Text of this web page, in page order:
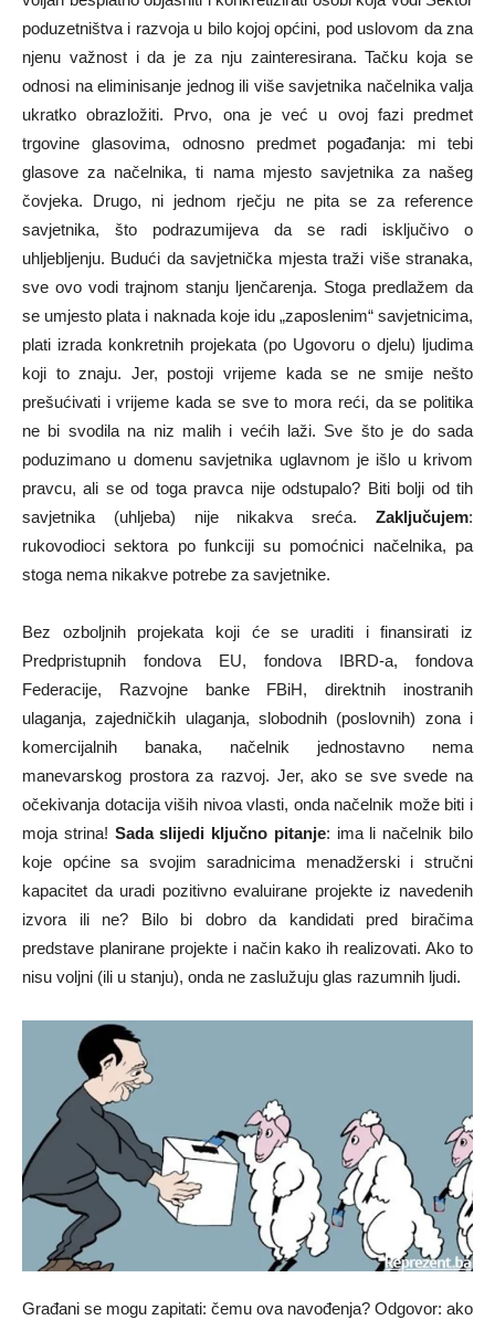
poduzetništva i razvoja u bilo kojoj općini, pod uslovom da zna
njenu važnost i da je za nju zainteresirana. Tačku koja se
odnosi na eliminisanje jednog ili više savjetnika načelnika valja
ukratko obrazložiti. Prvo, ona je već u ovoj fazi predmet
trgovine glasovima, odnosno predmet pogađanja: mi tebi
glasove za načelnika, ti nama mjesto savjetnika za našeg
čovjeka. Drugo, ni jednom rječju ne pita se za reference
savjetnika, što podrazumijeva da se radi isključivo o
uhljebljenju. Budući da savjetnička mjesta traži više stranaka,
sve ovo vodi trajnom stanju ljenčarenja. Stoga predlažem da
se umjesto plata i naknada koje idu „zaposlenim“ savjetnicima,
plati izrada konkretnih projekata (po Ugovoru o djelu) ljudima
koji to znaju. Jer, postoji vrijeme kada se ne smije nešto
prešućivati i vrijeme kada se sve to mora reći, da se politika
ne bi svodila na niz malih i većih laži. Sve što je do sada
poduzimano u domenu savjetnika uglavnom je išlo u krivom
pravcu, ali se od toga pravca nije odstupalo? Biti bolji od tih
savjetnika (uhljeba) nije nikakva sreća. Zaključujem:
rukovodioci sektora po funkciji su pomoćnici načelnika, pa
stoga nema nikakve potrebe za savjetnike.
Bez ozboljnih projekata koji će se uraditi i finansirati iz
Predpristupnih fondova EU, fondova IBRD-a, fondova
Federacije, Razvojne banke FBiH, direktnih inostranih
ulaganja, zajedničkih ulaganja, slobodnih (poslovnih) zona i
komercijalnih banaka, načelnik jednostavno nema
manevarskog prostora za razvoj. Jer, ako se sve svede na
očekivanja dotacija viših nivoa vlasti, onda načelnik može biti i
moja strina! Sada slijedi ključno pitanje: ima li načelnik bilo
koje općine sa svojim saradnicima menadžerski i stručni
kapacitet da uradi pozitivno evaluirane projekte iz navedenih
izvora ili ne? Bilo bi dobro da kandidati pred biračima
predstave planirane projekte i način kako ih realizovati. Ako to
nisu voljni (ili u stanju), onda ne zaslužuju glas razumnih ljudi.
Građani se mogu zapitati: čemu ova navođenja? Odgovor: ako